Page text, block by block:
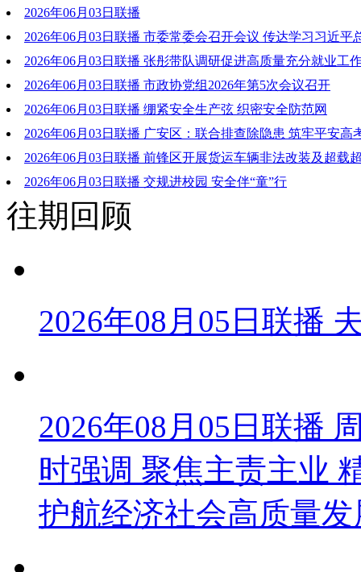
2026年06月03日联播
2026年06月03日联播 市委常委会召开会议 传达学习习近平
重要指示精神和中省有关会议文件精神 研究我市贯彻落实意见
2026年06月03日联播 张彤带队调研促进高质量充分就业工
持“三业”共育 强化精准服务 在高质量发展中培育更多就业增
2026年06月03日联播 市政协党组2026年第5次会议召开
2026年06月03日联播 绷紧安全生产弦 织密安全防范网
2026年06月03日联播 广安区：联合排查除隐患 筑牢平安高
2026年06月03日联播 前锋区开展货运车辆非法改装及超载
治行动2026年06月03日联播 交规进校园 安全伴“童”行
往期回顾
2026年08月05日联播
2026年08月05日联播
时强调 聚焦主责主业
护航经济社会高质量发